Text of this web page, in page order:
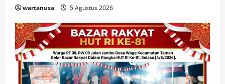
wartanusa 5 Agustus 2026